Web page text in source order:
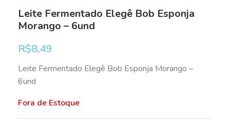
Leite Fermentado Elegê Bob Esponja
Morango – 6und
R$8,49
Leite Fermentado Elegê Bob Esponja Morango –
6und
Fora de Estoque